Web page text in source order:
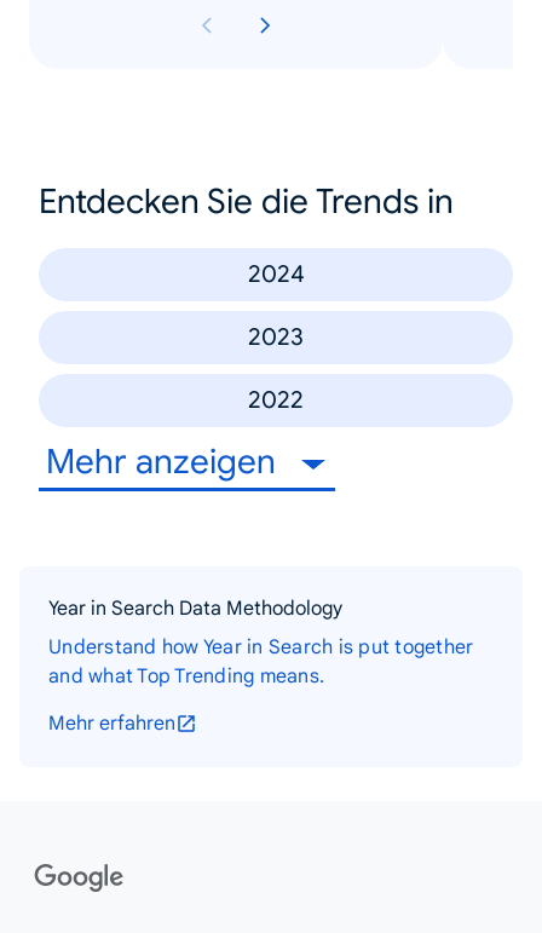
Entdecken Sie die Trends in
2024
2023
2022
Mehr anzeigen
Year in Search Data Methodology
Understand how Year in Search is put together
and what Top Trending means.
Mehr erfahren